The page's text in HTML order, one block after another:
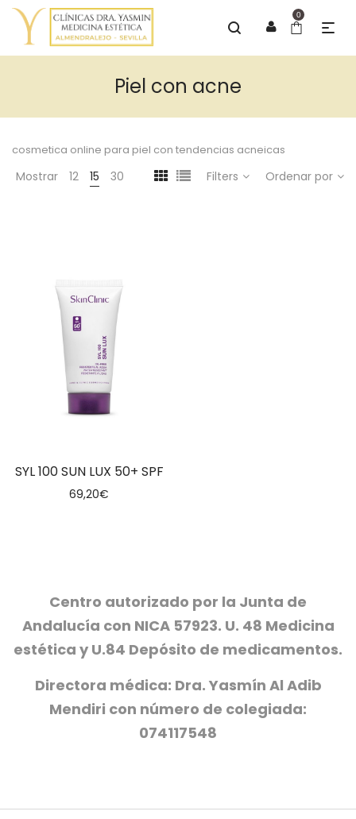
0
Piel con acne
cosmetica online para piel con tendencias acneicas
Mostrar 12 15 30 Filters Ordenar por
SYL 100 SUN LUX 50+ SPF
69,20€
Centro autorizado por la Junta de
Andalucía con NICA 57923. U. 48 Medicina
estética y U.84 Depósito de medicamentos.
Directora médica: Dra. Yasmín Al Adib
Mendiri con número de colegiada:
074117548